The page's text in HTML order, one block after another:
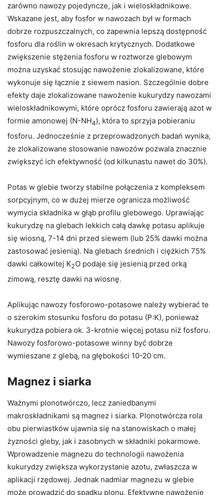
zarówno nawozy pojedyncze, jak i wieloskładnikowe.
Wskazane jest, aby fosfor w nawozach był w formach
dobrze rozpuszczalnych, co zapewnia lepszą dostępność
fosforu dla roślin w okresach krytycznych. Dodatkowe
zwiększenie stężenia fosforu w roztworze glebowym
można uzyskać stosując nawożenie zlokalizowane, które
wykonuje się łącznie z siewem nasion. Szczególnie dobre
efekty daje zlokalizowane nawożenie kukurydzy nawozami
wieloskładnikowymi, które oprócz fosforu zawierają azot w
formie amonowej (N-NH4), która to sprzyja pobieraniu
fosforu. Jednocześnie z przeprowadzonych badań wynika,
że zlokalizowane stosowanie nawozów pozwala znacznie
zwiększyć ich efektywność (od kilkunastu nawet do 30%).
Potas w glebie tworzy stabilne połączenia z kompleksem
sorpcyjnym, co w dużej mierze ogranicza możliwość
wymycia składnika w głąb profilu glebowego. Uprawiając
kukurydzę na glebach lekkich całą dawkę potasu aplikuje
się wiosną, 7-14 dni przed siewem (lub 25% dawki można
zastosować jesienią). Na glebach średnich i ciężkich 75%
dawki całkowitej K2O podaje się jesienią przed orką
zimową, resztę dawki na wiosnę.
Aplikując nawozy fosforowo-potasowe należy wybierać te
o szerokim stosunku fosforu do potasu (P:K), ponieważ
kukurydza pobiera ok. 3-krotnie więcej potasu niż fosforu.
Nawozy fosforowo-potasowe winny być dobrze
wymieszane z glebą, na głębokości 10-20 cm.
Magnez i siarka
Ważnymi plonotwórczo, lecz zaniedbanymi
makroskładnikami są magnez i siarka. Plonotwórcza rola
obu pierwiastków ujawnia się na stanowiskach o małej
żyzności gleby, jak i zasobnych w składniki pokarmowe.
Wprowadzenie magnezu do technologii nawożenia
kukurydzy zwiększa wykorzystanie azotu, zwłaszcza w
aplikacji rzędowej. Jednak nadmiar magnezu w glebie
może prowadzić do spadku plonu. Efektywne nawożenie